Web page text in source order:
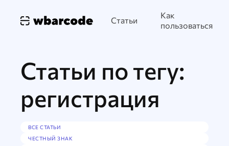
Статьи
Как
пользоваться
Статьи по тегу:
регистрация
ВСЕ СТАТЬИ
ЧЕСТНЫЙ ЗНАК